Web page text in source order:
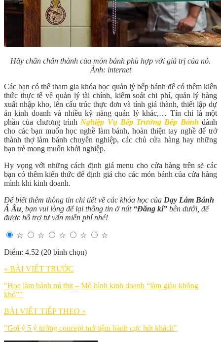
Hãy chắn chắn thành của món bánh phù hợp với giá trị của nó.
Ảnh: internet
Các bạn có thể tham gia khóa học quản lý bếp bánh để có thêm kiến
thức thực tế về quản lý tài chính, kiểm soát chi phí, quản lý hàng
xuất nhập kho, lên cấu trúc thực đơn và tính giá thành, thiết lập dự
án kinh doanh và nhiều kỹ năng quản lý khác,… Tín chỉ là một
phần của chương trình Nghiệp Vụ Bếp Trưởng Bếp Bánh dành
cho các bạn muốn học nghề làm bánh, hoàn thiện tay nghề để trở
thành thợ làm bánh chuyên nghiệp, các chủ cửa hàng hay những
bạn trẻ mong muốn khởi nghiệp.
Hy vọng với những cách định giá menu cho cửa hàng trên sẽ các
bạn có thêm kiến thức để định giá cho các món bánh của cửa hàng
mình khi kinh doanh.
Để biết thêm thông tin chi tiết về các khóa học của Dạy Làm Bánh
Á Âu , bạn vui lòng để lại thông tin ở nút “Đăng kí” bên dưới, để
được hỗ trợ tư vấn miễn phí nhé!
☆ ☆ ☆ ☆
☆
Điểm: 4.52 (20 bình chọn)
« BÀI VIẾT TRƯỚC
"Học làm bánh mì thịt – Mô hình kinh doanh “làm giàu không
khó”"
BÀI VIẾT TIẾP THEO »
"Gợi ý 5 ý tưởng concept mở tiệm bánh cực hút khách"